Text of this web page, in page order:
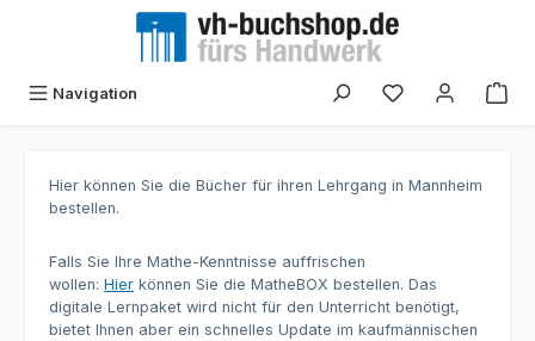
Zum Hauptinhalt springen
Navigation
Hier können Sie die Bücher für ihren Lehrgang in Mannheim
bestellen.
Falls Sie Ihre Mathe-Kenntnisse auffrischen
wollen: Hier können Sie die MatheBOX bestellen. Das
digitale Lernpaket wird nicht für den Unterricht benötigt,
bietet Ihnen aber ein schnelles Update im kaufmännischen